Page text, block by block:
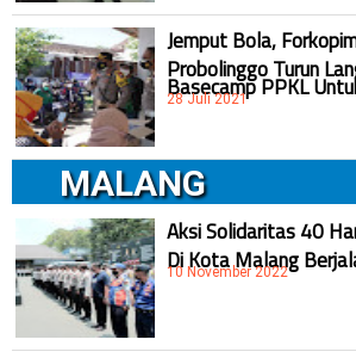
Jemput Bola,
Probolinggo Turun
Basecamp PPKL
28 Juli 2021
MALANG
Aksi Solidaritas 40
Di Kota Malang
10 November 2022